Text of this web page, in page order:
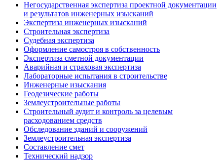
Негосударственная экспертиза проектной документации
и результатов инженерных изысканий
Экспертиза инженерных изысканий
Строительная экспертиза
Судебная экспертиза
Оформление самостроя в собственность
Экспертиза сметной документации
Аварийная и страховая экспертиза
Лабораторные испытания в строительстве
Инженерные изыскания
Геодезические работы
Землеустроительные работы
Строительный аудит и контроль за целевым
расходованием средств
Обследование зданий и сооружений
Землеустроительная экспертиза
Составление смет
Технический надзор